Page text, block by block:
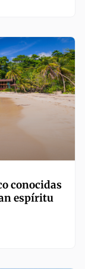
conocidas
espíritu